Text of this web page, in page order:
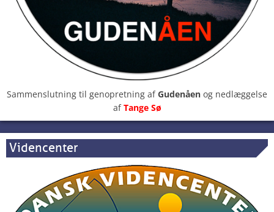
Sammenslutning til genopretning afGudenåen og nedlæggelse
afTange Sø
Videncenter